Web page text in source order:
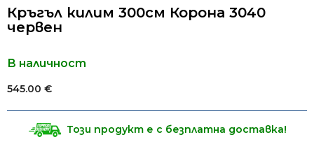
Кръгъл килим 300см Корона 3040
червен
В наличност
545.00 €
Този продукт е с безплатна доставка!